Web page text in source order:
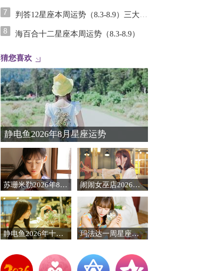
判答12星座本周运势（8.3-8.9）三大重磅星象联手，未来一周谁能拿回话语权？
海百合十二星座本周运势（8.3-8.9）
猜您喜欢
静电鱼2026年8月星座运势
苏珊米勒2026年8月十二星座运势 闹闹女巫店2026年8月星座运势
静电鱼2026年十二星座运势 玛法达一周星座运势（8.6-8.12）